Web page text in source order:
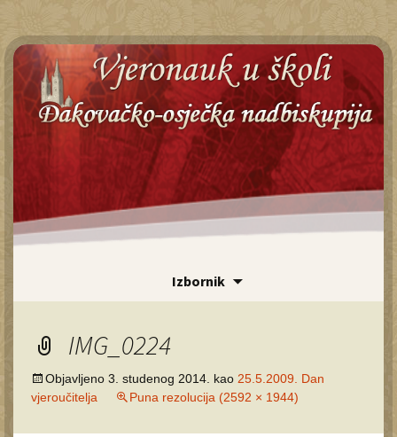
Izbornik
IMG_0224
Objavljeno 3. studenog 2014. kao 25.5.2009. Dan
vjeroučitelja
Puna rezolucija (2592 × 1944)